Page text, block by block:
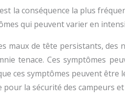
la conséquence la plus
qui peuvent varier en
maux de tête persistants,
tenace. Ces symptômes
ces symptômes peuvent
la sécurité des campeurs